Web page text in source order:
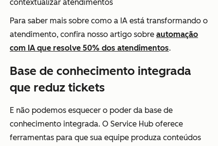
contextualizar atendimentos
Para saber mais sobre como a IA está transformando o
atendimento, confira nosso artigo sobre automação
com IA que resolve 50% dos atendimentos.
Base de conhecimento integrada
que reduz tickets
E não podemos esquecer o poder da base de
conhecimento integrada. O Service Hub oferece
ferramentas para que sua equipe produza conteúdos